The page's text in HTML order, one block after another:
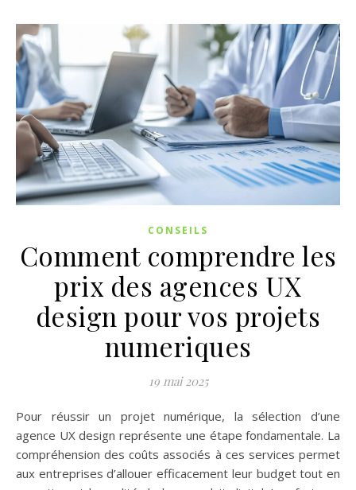
CONSEILS
Comment comprendre les
prix des agences UX
design pour vos projets
numeriques
19 mai 2025
Pour réussir un projet numérique, la sélection d’une
agence UX design représente une étape fondamentale. La
compréhension des coûts associés à ces services permet
aux entreprises d’allouer efficacement leur budget tout en